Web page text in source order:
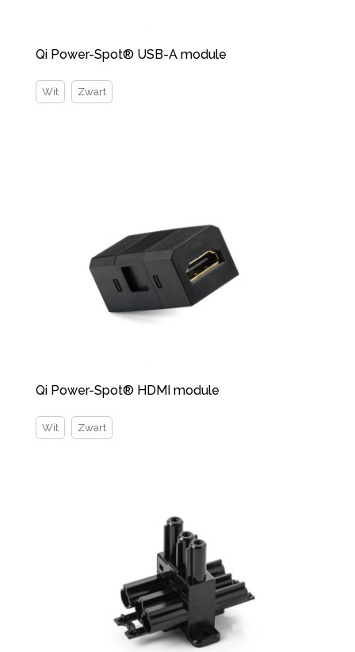
Qi Power-Spot® USB-A module
Wit Zwart
Qi Power-Spot® HDMI module
Wit Zwart